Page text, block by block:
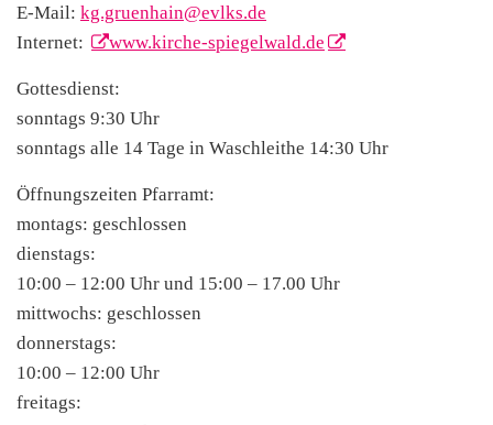
E-Mail: kg.gruenhain@evlks.de
Internet:
www.kirche-spiegelwald.de
Gottesdienst:
sonntags 9:30 Uhr
sonntags alle 14 Tage in Waschleithe 14:30 Uhr
Öffnungszeiten Pfarramt:
montags: geschlossen
dienstags:
10:00 – 12:00 Uhr und 15:00 – 17.00 Uhr
mittwochs: geschlossen
donnerstags:
10:00 – 12:00 Uhr
freitags: